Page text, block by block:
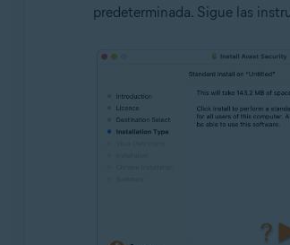
predeterminada. Sigue las